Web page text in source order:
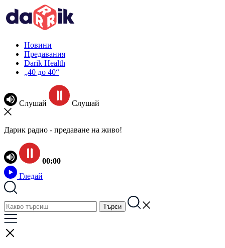
Новини
Предавания
Darik Health
„40 до 40“
Слушай Слушай
Дарик радио - предаване на живо!
00:00
Гледай